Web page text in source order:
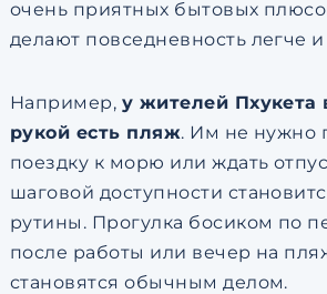
очень приятных бытовых
делают повседневность легче
Например, у жителей Пхукета
рукой есть пляж. Им не нужно
поездку к морю или ждать
шаговой доступности
рутины. Прогулка босиком по
после работы или вечер на
становятся обычным делом.